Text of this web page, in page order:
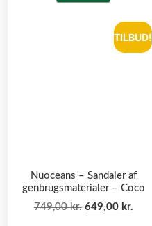
TILBUD!
Nuoceans – Sandaler af
genbrugsmaterialer – Coco
749,00kr. 649,00 kr.